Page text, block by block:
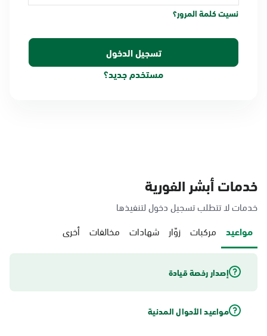
نسيت كلمة المرور؟
مستخدم جديد؟
خدمات أبشر الفورية
خدمات لا تتطلب تسجيل دخول لتنفيذها
مواعيد مركبات زوّار شهادات مخالفات أخرى
إصدار رخصة قيادة
مواعيد الأحوال المدنية